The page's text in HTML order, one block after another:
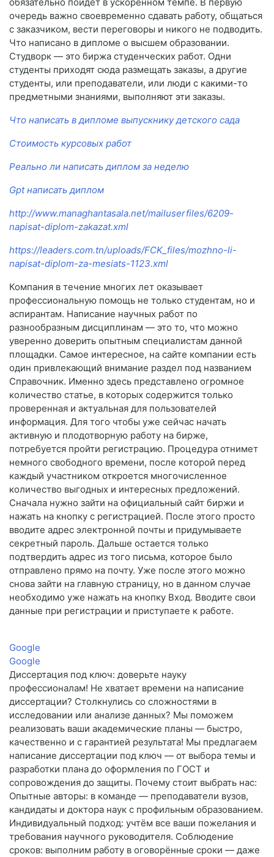
очередь важно своевременно сдавать работу, общаться
с заказчиком, вести переговоры и никого не подводить.
Что написано в дипломе о высшем образовании.
Студворк — это биржа студенческих работ. Одни
студенты приходят сюда размещать заказы, а другие
студенты, или преподаватели, или люди с какими-то
предметными знаниями, выполняют эти заказы.
Что написать в дипломе выпускнику детского сада
Стоимость курсовых работ
Реально ли написать диплом за неделю
Gpt написать диплом
http://www.managhantasala.net/mailuserfiles/6209-
napisat-diplom-zakazat.xml
https://leaders.com.tn/uploads/FCK_files/mozhno-li-
napisat-diplom-za-mesiats-1123.xml
Компания в течение многих лет оказывает
профессиональную помощь не только студентам, но и
аспирантам. Написание научных работ по
разнообразным дисциплинам — это то, что можно
уверенно доверить опытным специалистам данной
площадки. Самое интересное, на сайте компании есть
один привлекающий внимание раздел под названием
Справочник. Именно здесь представлено огромное
количество статье, в которых содержится только
проверенная и актуальная для пользователей
информация. Для того чтобы уже сейчас начать
активную и плодотворную работу на бирже,
потребуется пройти регистрацию. Процедура отнимет
немного свободного времени, после которой перед
каждый участником откроется многочисленное
количество выгодных и интересных предложений.
Сначала нужно зайти на официальный сайт биржи и
нажать на кнопку с регистрацией. После этого просто
вводите адрес электронной почты и придумываете
секретный пароль. Дальше остается только
подтвердить адрес из того письма, которое было
отправлено прямо на почту. Уже после этого можно
снова зайти на главную страницу, но в данном случае
необходимо уже нажать на кнопку Вход. Вводите свои
данные при регистрации и приступаете к работе.
Google
Google
Диссертация под ключ: доверьте науку
профессионалам! Не хватает времени на написание
диссертации? Столкнулись со сложностями в
исследовании или анализе данных? Мы поможем
реализовать ваши академические планы — быстро,
качественно и с гарантией результата! Мы предлагаем
написание диссертации под ключ — от выбора темы и
разработки плана до оформления по ГОСТ и
сопровождения до защиты. Почему стоит выбрать нас:
Опытные авторы: в команде — преподаватели вузов,
кандидаты и доктора наук с профильным образованием.
Индивидуальный подход: учтём все ваши пожелания и
требования научного руководителя. Соблюдение
сроков: выполним работу в оговорённые сроки — даже